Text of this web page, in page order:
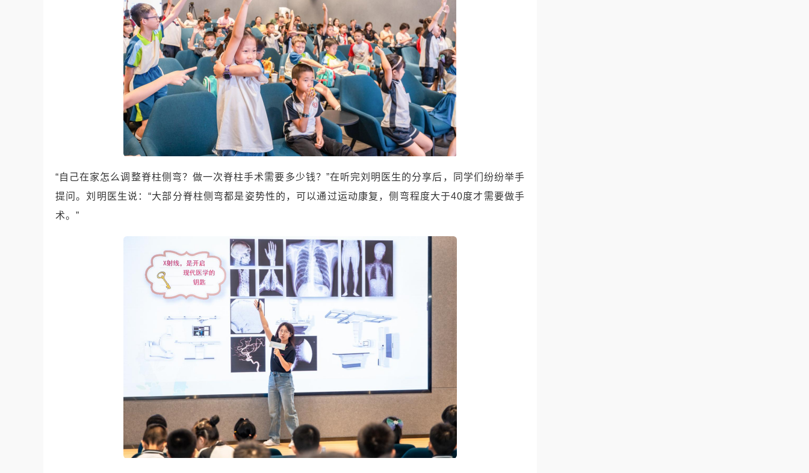
“自己在家怎么调整脊柱侧弯？做一次脊柱手术需要多少钱？”在听完刘明医生的分享后，同学们纷纷举手
提问。刘明医生说：“大部分脊柱侧弯都是姿势性的，可以通过运动康复，侧弯程度大于40度才需要做手
术。”